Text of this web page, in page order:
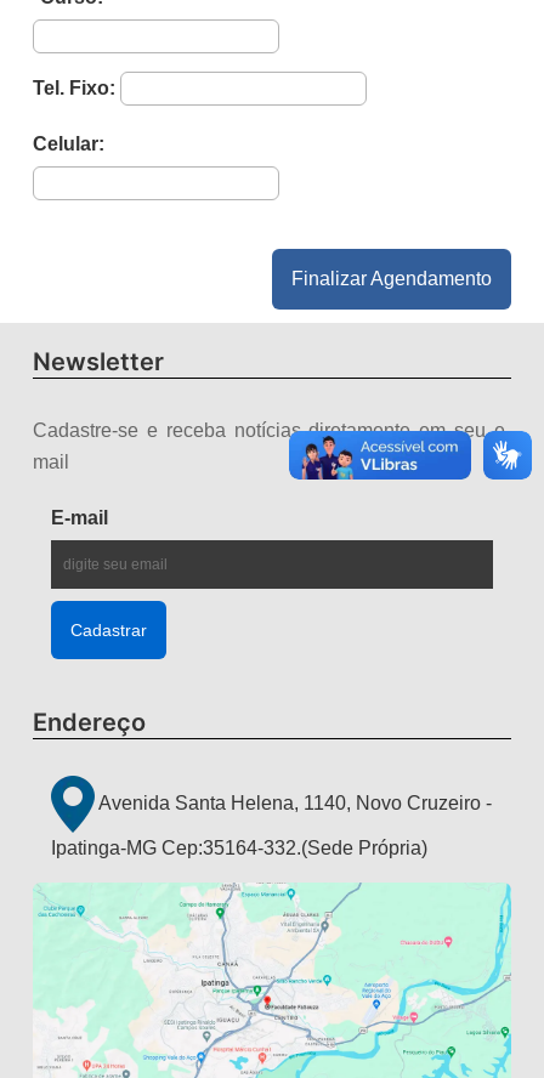
Tel. Fixo:
Celular:
Finalizar Agendamento
Newsletter
Cadastre-se e receba notícias diretamente em seu e-
mail
E-mail
Endereço
Avenida Santa Helena, 1140, Novo Cruzeiro -
Ipatinga-MG Cep:35164-332.(Sede Própria)